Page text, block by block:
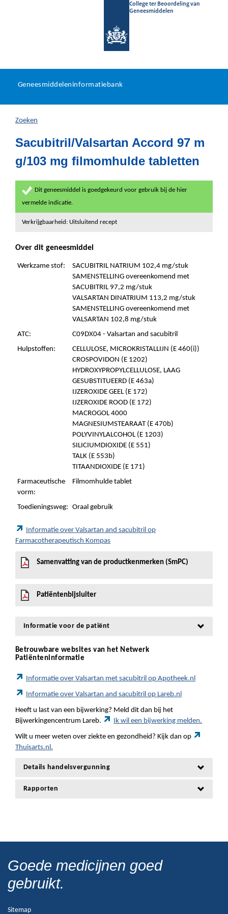
College ter Beoordeling van
Geneesmiddelen
U
hier:
Geneesmiddeleninformatiebank
Zoeken
Sacubitril/Valsartan Accord 97 m
g/103 mg filmomhulde tabletten
Dit geneesmiddel is goedgekeurd voor gebruik bij de hier
vermelde indicatie.
Verkrijgbaarheid: Uitsluitend recept
Over dit geneesmiddel
Werkzame stof:
SACUBITRIL NATRIUM 102,4 mg/stuk
SAMENSTELLING overeenkomend met
SACUBITRIL 97,2 mg/stuk
VALSARTAN DINATRIUM 113,2 mg/stuk
SAMENSTELLING overeenkomend met
VALSARTAN 102,8 mg/stuk
ATC:
C09DX04 - Valsartan and sacubitril
Hulpstoffen:
CELLULOSE, MICROKRISTALLIJN (E 460(i))
CROSPOVIDON (E 1202)
HYDROXYPROPYLCELLULOSE, LAAG
GESUBSTITUEERD (E 463a)
IJZEROXIDE GEEL (E 172)
IJZEROXIDE ROOD (E 172)
MACROGOL 4000
MAGNESIUMSTEARAAT (E 470b)
POLYVINYLALCOHOL (E 1203)
SILICIUMDIOXIDE (E 551)
TALK (E 553b)
TITAANDIOXIDE (E 171)
Farmaceutische
vorm:
Filmomhulde tablet
Toedieningsweg: Oraal gebruik
Informatie over Valsartan and sacubitril op
Farmacotherapeutisch Kompas
Samenvatting van de productkenmerken (SmPC)
Patiëntenbijsluiter
Informatie voor de patiënt
Betrouwbare websites van het Netwerk
Patiënteninformatie
Informatie over Valsartan met sacubitril op Apotheek.nl
Informatie over Valsartan and sacubitril op Lareb.nl
Heeft u last van een bijwerking? Meld dit dan bij het
Bijwerkingencentrum Lareb.
Ik wil een bijwerking melden.
Wilt u meer weten over ziekte en gezondheid? Kijk dan op
Thuisarts.nl.
Details handelsvergunning
Rapporten
Goede medicijnen goed
gebruikt.
Sitemap